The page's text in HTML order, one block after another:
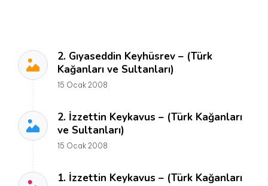
2. Gıyaseddin Keyhüsrev – (Türk
Kağanları ve Sultanları)
15 Ocak 2008
2. İzzettin Keykavus – (Türk Kağanları
ve Sultanları)
15 Ocak 2008
1. İzzettin Keykavus – (Türk Kağanları